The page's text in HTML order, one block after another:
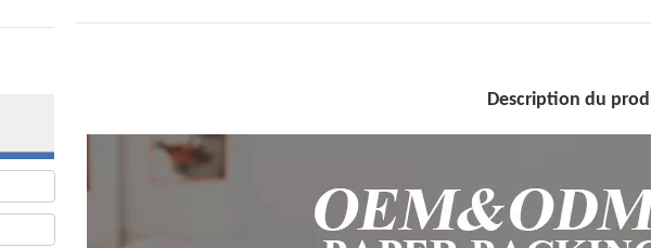
Description du